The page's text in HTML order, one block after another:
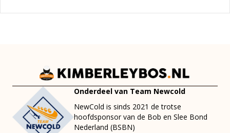
Onderdeel van Team Newcold
NewCold is sinds 2021 de trotse
hoofdsponsor van de Bob en Slee Bond
Nederland (BSBN)